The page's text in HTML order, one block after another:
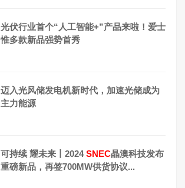
光伏行业首个“人工智能+”产品来啦！爱士
惟多款新品强势首秀
迈入光风储发电机新时代，加速光储成为
主力能源
可持续 耀未来丨2024SNEC晶澳科技发布
重磅新品，再签700MW供货协议...